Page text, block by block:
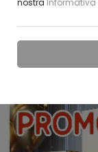
nostra